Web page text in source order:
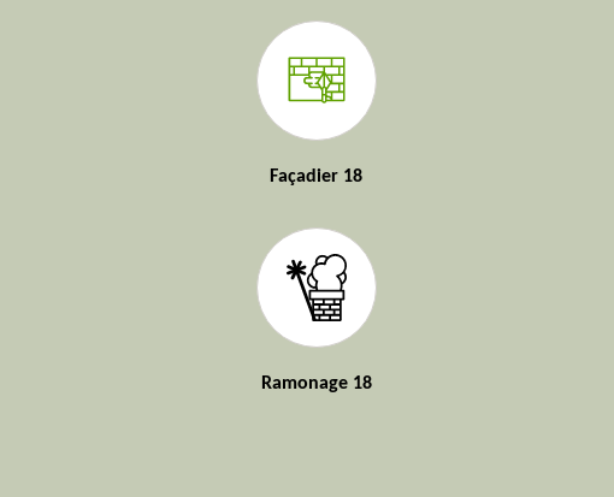
Façadier 18
Ramonage 18